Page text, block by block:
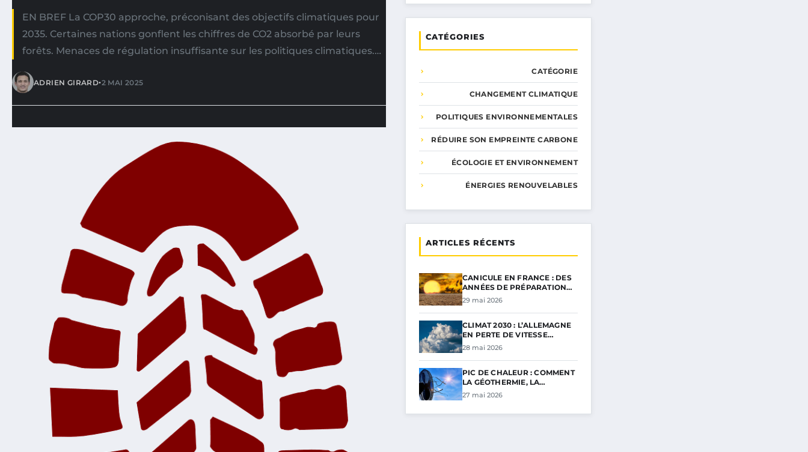
EN BREF La COP30 approche, préconisant des objectifs climatiques pour
2035. Certaines nations gonflent les chiffres de CO2 absorbé par leurs
forêts. Menaces de régulation insuffisante sur les politiques climatiques.…
ADRIEN GIRARD•2 MAI 2025
CATÉGORIES
CATÉGORIE
CHANGEMENT CLIMATIQUE
POLITIQUES ENVIRONNEMENTALES
RÉDUIRE SON EMPREINTE CARBONE
ÉCOLOGIE ET ENVIRONNEMENT
ÉNERGIES RENOUVELABLES
ARTICLES RÉCENTS
CANICULE EN FRANCE : DES
ANNÉES DE PRÉPARATION…
29 mai 2026
CLIMAT 2030 : L’ALLEMAGNE
EN PERTE DE VITESSE…
28 mai 2026
PIC DE CHALEUR : COMMENT
LA GÉOTHERMIE, LA…
27 mai 2026